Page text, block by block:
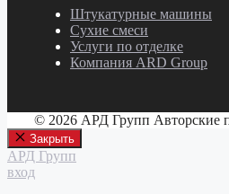
Штукатурные машины
Сухие смеси
Услуги по отделке
Компания ARD Group
© 2026 АРД Групп Авторские
Закрыть
АРД Групп
вход